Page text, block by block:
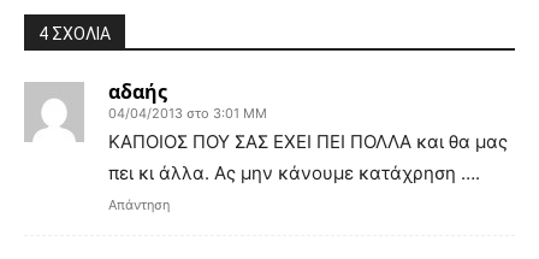
4 ΣΧΟΛΙΑ
αδαής
04/04/2013 στο 3:01 ΜΜ
ΚΑΠΟΙΟΣ ΠΟΥ ΣΑΣ ΕΧΕΙ ΠΕΙ ΠΟΛΛΑ και θα μας
πει κι άλλα. Ας μην κάνουμε κατάχρηση ….
Απάντηση